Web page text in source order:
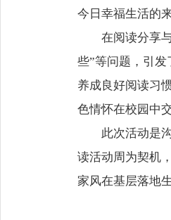
今日幸福生活的
在阅读分享
些”等问题，引
养成良好阅读习
色情怀在校园中交
此次活动是
读活动周为契机
家风在基层落地